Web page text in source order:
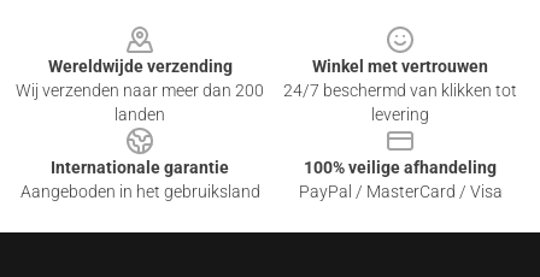
Wereldwijde verzending
Wij verzenden naar meer dan 200
landen
Winkel met vertrouwen
24/7 beschermd van klikken tot
levering
Internationale garantie
Aangeboden in het gebruiksland
100% veilige afhandeling
PayPal / MasterCard / Visa